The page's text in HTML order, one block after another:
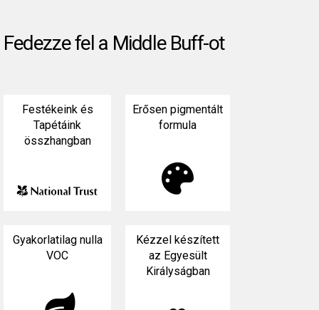
Fedezze fel a Middle Buff-ot
Festékeink és
Tapétáink
összhangban
Erősen pigmentált
formula

Kézzel készített
az Egyesült
Királyságban
Gyakorlatilag nulla
VOC